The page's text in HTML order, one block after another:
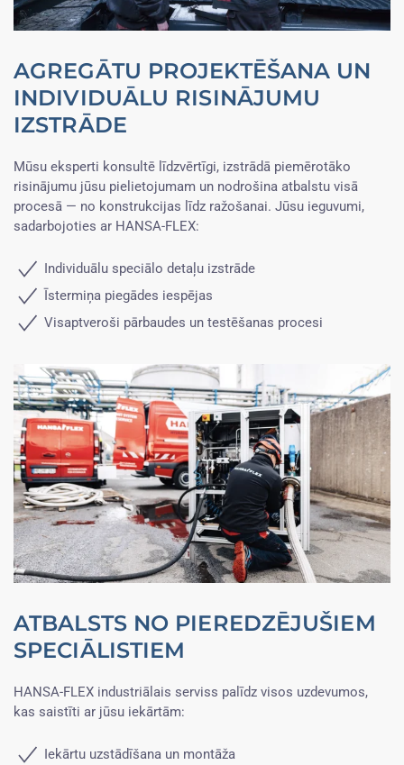
AGREGĀTU PROJEKTĒŠANA UN
INDIVIDUĀLU RISINĀJUMU
IZSTRĀDE
Mūsu eksperti konsultē līdzvērtīgi, izstrādā piemērotāko
risinājumu jūsu pielietojumam un nodrošina atbalstu visā
procesā — no konstrukcijas līdz ražošanai. Jūsu ieguvumi,
sadarbojoties ar HANSA-FLEX:
Individuālu speciālo detaļu izstrāde
Īstermiņa piegādes iespējas
Visaptveroši pārbaudes un testēšanas procesi
ATBALSTS NO PIEREDZĒJUŠIEM
SPECIĀLISTIEM
HANSA-FLEX industriālais serviss palīdz visos uzdevumos,
kas saistīti ar jūsu iekārtām:
Iekārtu uzstādīšana un montāža